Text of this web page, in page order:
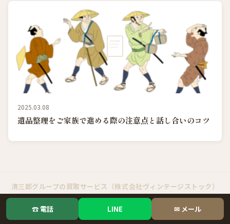
2025.03.08
遺品整理をご家族で進める際の注意点と話し合いのコツ
清三郎グループの買取サービス（株式会社ヴィンテージストック）
貴金属・ブランド・骨董の出張買取｜清三郎 出張買取
オーディオ・音響機器の買取｜オーディオ買取屋
☎ 電話 LINE ✉ メール